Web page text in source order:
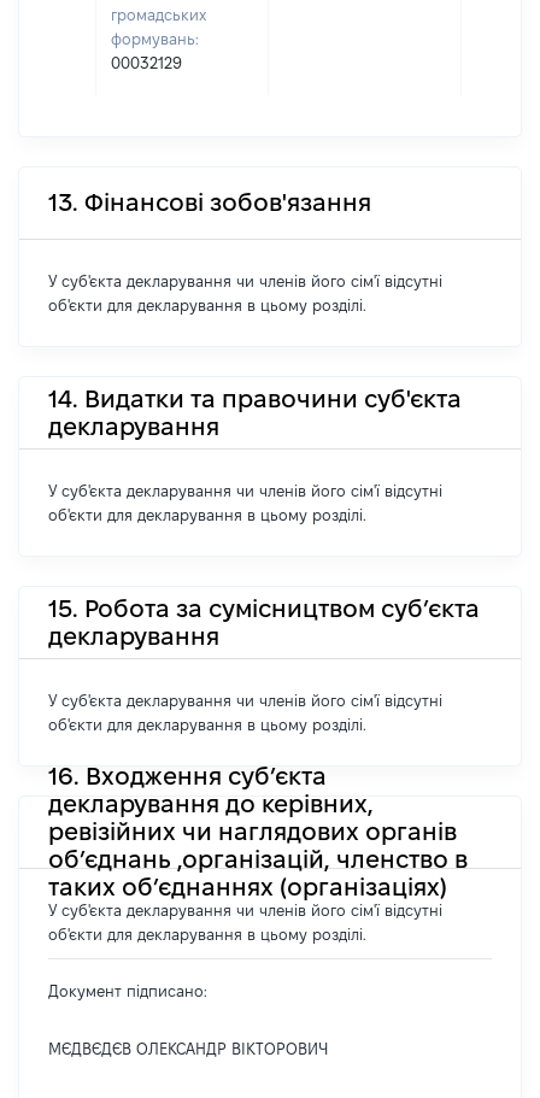
громадських
формувань:
00032129
13. Фінансові зобов'язання
У суб'єкта декларування чи членів його сім'ї відсутні
об'єкти для декларування в цьому розділі.
14. Видатки та правочини суб'єкта
декларування
У суб'єкта декларування чи членів його сім'ї відсутні
об'єкти для декларування в цьому розділі.
15. Робота за сумісництвом суб’єкта
декларування
У суб'єкта декларування чи членів його сім'ї відсутні
об'єкти для декларування в цьому розділі.
16. Входження суб’єкта
декларування до керівних,
ревізійних чи наглядових органів
об’єднань ,організацій, членство в
таких об’єднаннях (організаціях)
У суб'єкта декларування чи членів його сім'ї відсутні
об'єкти для декларування в цьому розділі.
Документ підписано:
МЄДВЄДЄВ ОЛЕКСАНДР ВІКТОРОВИЧ